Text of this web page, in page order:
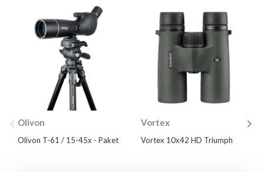
Olivon
Olivon T-61 / 15-45x - Paket
Vortex
Vortex 10x42 HD Triumph